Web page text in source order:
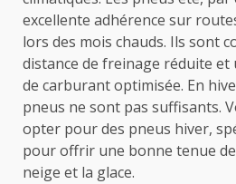
excellente adhérence sur
lors des mois chauds. Ils sont
distance de freinage réduite et
de carburant optimisée. En
pneus ne sont pas suffisants.
opter pour des pneus hiver,
pour offrir une bonne tenue
neige et la glace.